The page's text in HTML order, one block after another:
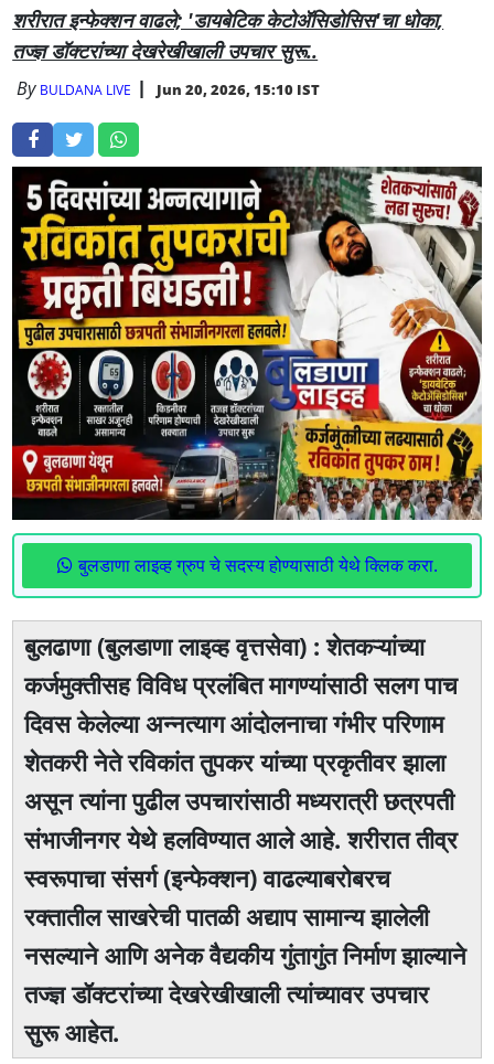
शरीरात इन्फेक्शन वाढले; 'डायबेटिक केटोॲसिडोसिस'चा धोका,
तज्ज्ञ डॉक्टरांच्या देखरेखीखाली उपचार सुरू..
By BULDANA LIVE Jun 20, 2026, 15:10 IST
बुलडाणा लाइव्ह ग्रुप चे सदस्य होण्यासाठी येथे क्लिक करा.
बुलढाणा (बुलडाणा लाइव्ह वृत्तसेवा) : शेतकऱ्यांच्या
कर्जमुक्तीसह विविध प्रलंबित मागण्यांसाठी सलग पाच
दिवस केलेल्या अन्नत्याग आंदोलनाचा गंभीर परिणाम
शेतकरी नेते रविकांत तुपकर यांच्या प्रकृतीवर झाला
असून त्यांना पुढील उपचारांसाठी मध्यरात्री छत्रपती
संभाजीनगर येथे हलविण्यात आले आहे. शरीरात तीव्र
स्वरूपाचा संसर्ग (इन्फेक्शन) वाढल्याबरोबरच
रक्तातील साखरेची पातळी अद्याप सामान्य झालेली
नसल्याने आणि अनेक वैद्यकीय गुंतागुंत निर्माण झाल्याने
तज्ज्ञ डॉक्टरांच्या देखरेखीखाली त्यांच्यावर उपचार
सुरू आहेत.